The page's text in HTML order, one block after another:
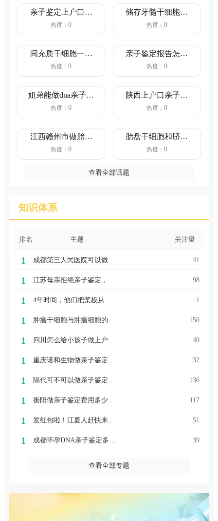
亲子鉴定上户口流
程和情况（鉴定行
热度：0
储存牙髓干细胞哪
家好？干细胞储存
热度： 0
间充质干细胞一针
价格是多少？（间
热度：0
亲子鉴定报告怎么
看？（看完就明白
热度： 0
姐弟能做dna亲子鉴
定吗?亲缘关系鉴定
热度：0
陕西上户口亲子鉴
定流程（陕西上户
热度： 0
江西赣州市做胎儿
亲子鉴定需要多少
热度：0
胎盘干细胞和脐带
血有必要保存吗
热度： 0
查看全部话题
知识体系
排名 主题 关注量
1 成都第三人民医院可以做亲子鉴定吗？（做亲子鉴定多少钱） 41
1 98
1 1
1 150
1 40
1 32
1 136
1 衡阳做亲子鉴定费用多少钱（武汉洪山区亲子鉴定哪家好衡阳亲子鉴定咨询服务（2023样本种类参考）） 117
1 发红包啦！江夏人赶快来领取！ 51
1 39
查看全部专题